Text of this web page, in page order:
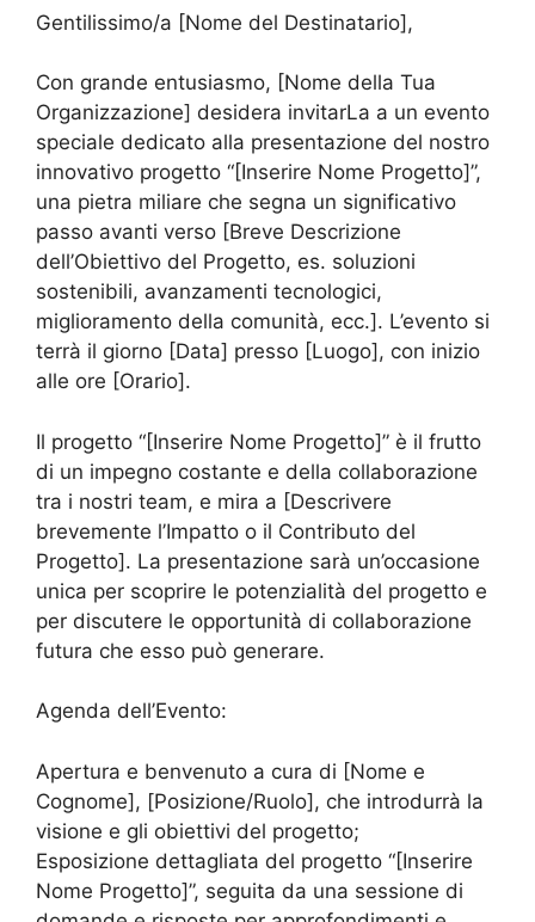
Gentilissimo/a [Nome del Destinatario],
Con grande entusiasmo, [Nome della Tua
Organizzazione] desidera invitarLa a un evento
speciale dedicato alla presentazione del nostro
innovativo progetto “[Inserire Nome Progetto]”,
una pietra miliare che segna un significativo
passo avanti verso [Breve Descrizione
dell’Obiettivo del Progetto, es. soluzioni
sostenibili, avanzamenti tecnologici,
miglioramento della comunità, ecc.]. L’evento si
terrà il giorno [Data] presso [Luogo], con inizio
alle ore [Orario].
Il progetto “[Inserire Nome Progetto]” è il frutto
di un impegno costante e della collaborazione
tra i nostri team, e mira a [Descrivere
brevemente l’Impatto o il Contributo del
Progetto]. La presentazione sarà un’occasione
unica per scoprire le potenzialità del progetto e
per discutere le opportunità di collaborazione
futura che esso può generare.
Agenda dell’Evento:
Apertura e benvenuto a cura di [Nome e
Cognome], [Posizione/Ruolo], che introdurrà la
visione e gli obiettivi del progetto;
Esposizione dettagliata del progetto “[Inserire
Nome Progetto]”, seguita da una sessione di